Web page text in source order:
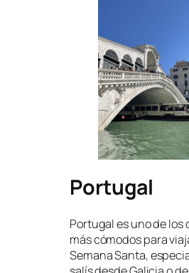
Portugal
Portugal es uno de los
más cómodos para
Semana Santa,